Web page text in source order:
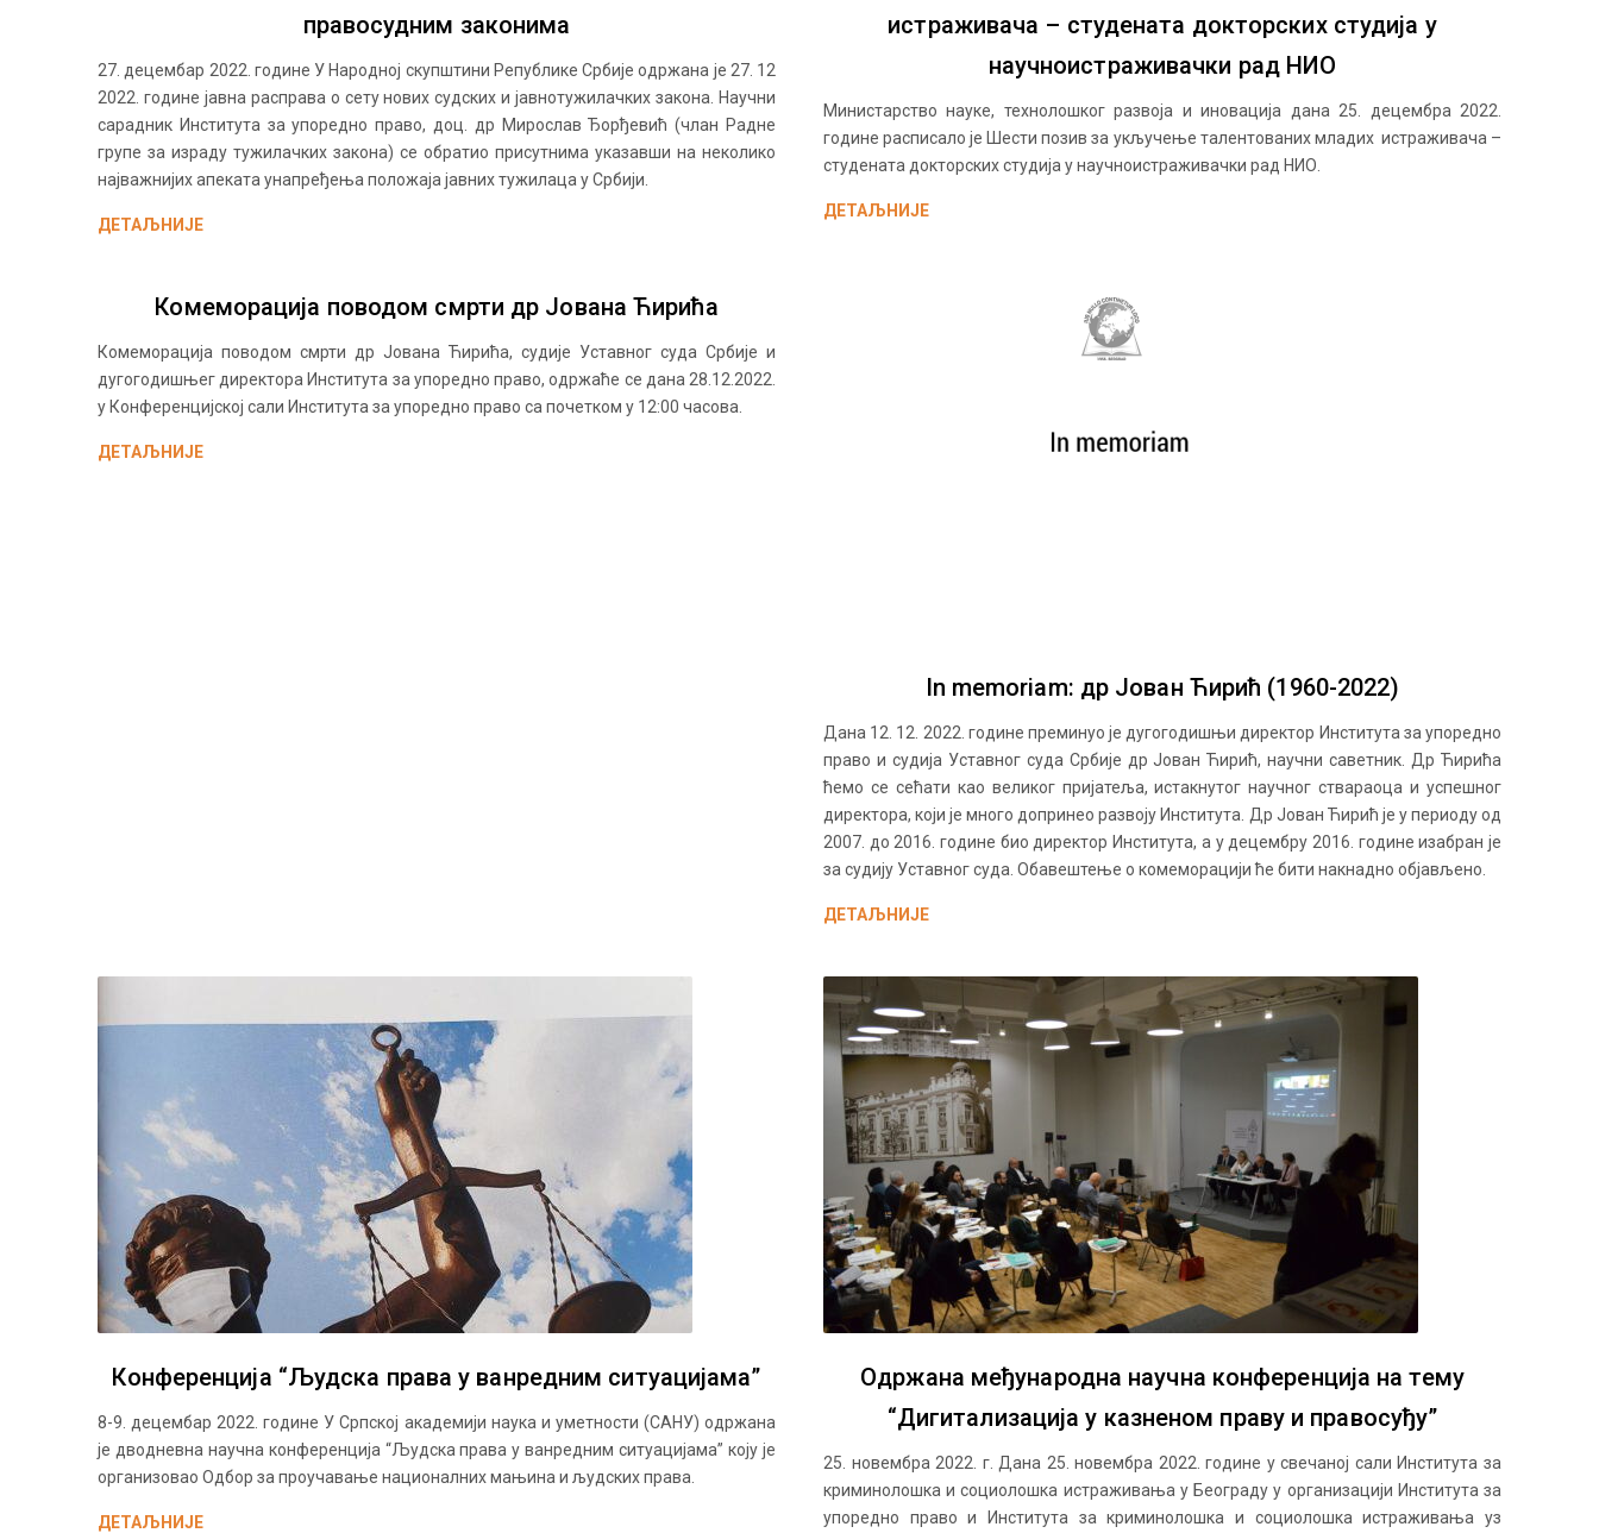
правосудним законима
27. децембар 2022. године У Народној скупштини Републике Србије одржана је 27. 12
2022. године јавна расправа о сету нових судских и јавнотужилачких закона. Научни
сарадник Института за упоредно право, доц. др Мирослав Ђорђевић (члан Радне
групе за израду тужилачких закона) се обратио присутнима указавши на неколико
најважнијих апеката унапређења положаја јавних тужилаца у Србији.
ДЕТАЉНИЈЕ
истраживача – студената докторских студија у
научноистраживачки рад НИО
Министарство науке, технолошког развоја и иновација дана 25. децембра 2022.
године расписало је Шести позив за укључење талентованих младих истраживача –
студената докторских студија у научноистраживачки рад НИО.
ДЕТАЉНИЈЕ
Комеморација поводом смрти др Јована Ћирића
Комеморација поводом смрти др Јована Ћирића, судије Уставног суда Србије и
дугогодишњег директора Института за упоредно право, одржаће се дана 28.12.2022.
у Конференцијској сали Института за упоредно право са почетком у 12:00 часова.
ДЕТАЉНИЈЕ
In memoriam: др Јован Ћирић (1960-2022)
Дана 12. 12. 2022. године преминуо је дугогодишњи директор Института за упоредно
право и судија Уставног суда Србије др Јован Ћирић, научни саветник. Др Ћирића
ћемо се сећати као великог пријатеља, истакнутог научног ствараоца и успешног
директора, који је много допринео развоју Института. Др Јован Ћирић је у периоду од
2007. до 2016. године био директор Института, а у децембру 2016. године изабран је
за судију Уставног суда. Обавештење о комеморацији ће бити накнадно објављено.
ДЕТАЉНИЈЕ
Конференција “Људска права у ванредним ситуацијама”
8-9. децембар 2022. године У Српској академији наука и уметности (САНУ) одржана
је дводневна научна конференција “Људска права у ванредним ситуацијама” коју је
организовао Одбор за проучавање националних мањина и људских права.
ДЕТАЉНИЈЕ
Одржана међународна научна конференција на тему
“Дигитализација у казненом праву и правосуђу”
25. новембра 2022. г. Дана 25. новембра 2022. године у свечаној сали Института за
криминолошка и социолошка истраживања у Београду у организацији Института за
упоредно право и Института за криминолошка и социолошка истраживања уз